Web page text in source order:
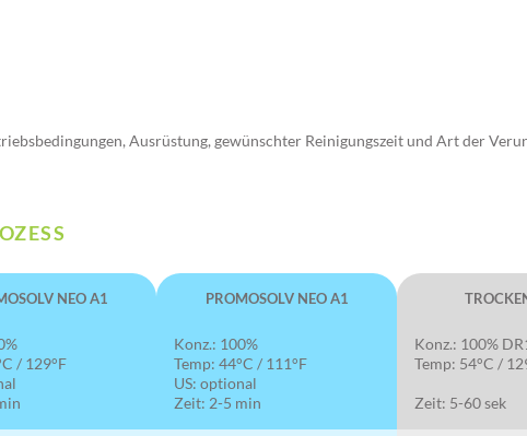
Ausrüstung, gewünschter Reinigungszeit und Art der
NEO A1
/ 129°F
PROMOSOLV NEO A1
Konz.: 100%
Temp: 44°C / 111°F
US: optional
Zeit: 2-5 min
Konz.: 100%
Temp: 54°C /
Zeit: 5-60 sek